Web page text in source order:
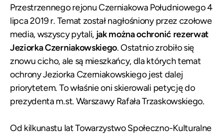
Przestrzennego rejonu Czerniakowa Południowego 4
lipca 2019 r. Temat został nagłośniony przez czołowe
media, wszyscy pytali, jak można ochronić rezerwat
Jeziorka Czerniakowskiego. Ostatnio zrobiło się
znowu cicho, ale są mieszkańcy, dla których temat
ochrony Jeziorka Czerniakowskiego jest dalej
priorytetem. To właśnie oni skierowali petycję do
prezydenta m.st. Warszawy Rafała Trzaskowskiego.
Od kilkunastu lat Towarzystwo Społeczno-Kulturalne